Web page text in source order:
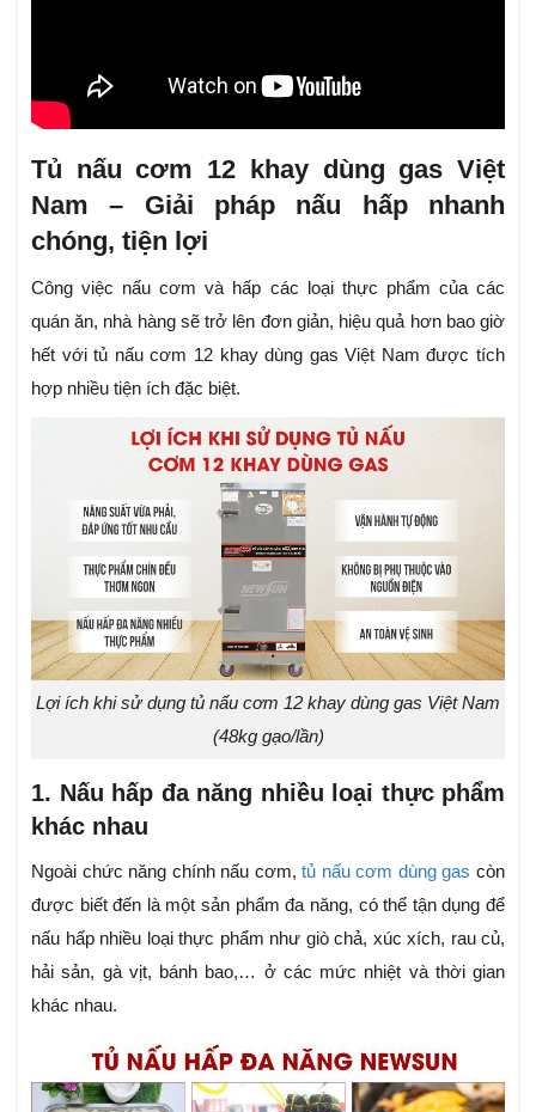
Tủ nấu cơm 12 khay dùng gas Việt
Nam – Giải pháp nấu hấp nhanh
chóng, tiện lợi
Công việc nấu cơm và hấp các loại thực phẩm của các
quán ăn, nhà hàng sẽ trở lên đơn giản, hiệu quả hơn bao giờ
hết với tủ nấu cơm 12 khay dùng gas Việt Nam được tích
hợp nhiều tiện ích đặc biệt.
Lợi ích khi sử dụng tủ nấu cơm 12 khay dùng gas Việt Nam
(48kg gạo/lần)
1. Nấu hấp đa năng nhiều loại thực phẩm
khác nhau
Ngoài chức năng chính nấu cơm,tủ nấu cơm dùng gas còn
được biết đến là một sản phẩm đa năng, có thể tận dụng để
nấu hấp nhiều loại thực phẩm như giò chả, xúc xích, rau củ,
hải sản, gà vịt, bánh bao,… ở các mức nhiệt và thời gian
khác nhau.